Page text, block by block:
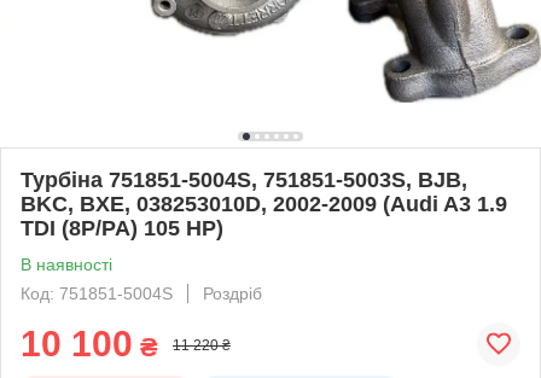
Турбіна 751851-5004S, 751851-5003S, BJB,
BKC, BXE, 038253010D, 2002-2009 (Audi A3 1.9
TDI (8P/PA) 105 HP)
В наявності
Код: 751851-5004S
Роздріб
10 100 ₴ 11 220 ₴